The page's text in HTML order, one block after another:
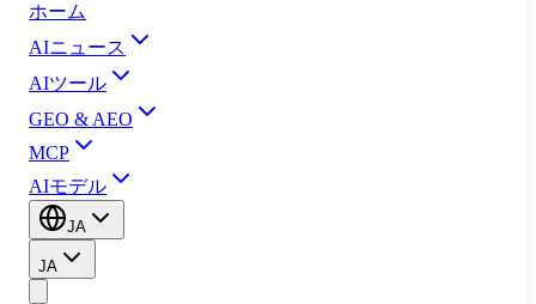
ホーム
AIニュース
AIツール
GEO & AEO
MCP
AIモデル
JA
JA